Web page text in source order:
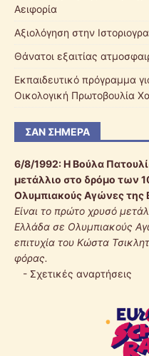
Αειφορία
Αξιολόγηση στην
Θάνατοι εξαιτίας
Εκπαιδευτικό πρόγραμμα
Οικολογική Πρωτοβουλία
ΣΑΝ ΣΉΜΕΡΑ
6/8/1992:Η Βούλα
μετάλλιο στο δρόμο των
Ολυμπιακούς Αγώνες της
Είναι το πρώτο χρυσό
Ελλάδα σε Ολυμπιακούς
επιτυχία του Κώστα
φόρας.
- Σχετικές αναρτήσεις